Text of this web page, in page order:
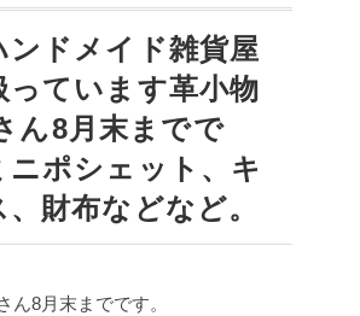
ンドメイド雑貨屋
っています革小物
ん8月末までで
ニポシェット、キ
財布などなど。
ん8月末までです。